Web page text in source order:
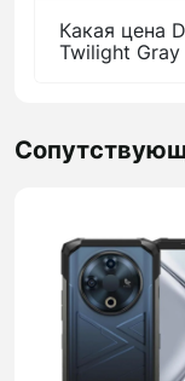
Какая цена
Twilight Gray